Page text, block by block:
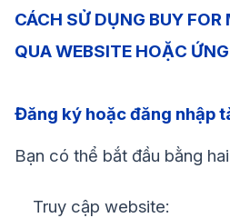
CÁCH SỬ DỤNG BUY FOR
QUA WEBSITE HOẶC
Đăng ký hoặc đăng nhập
Bạn có thể bắt đầu bằng
Truy cập website: